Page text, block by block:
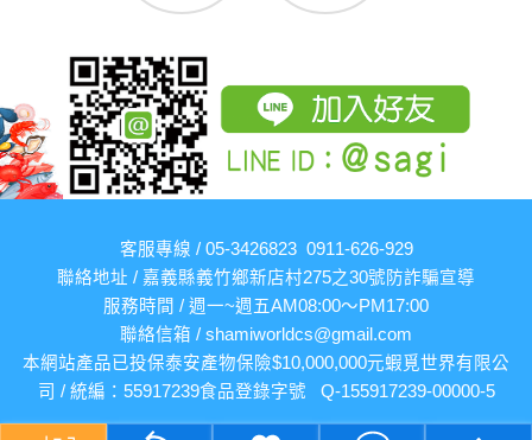
客服專線 / 05-3426823 0911-626-929
聯絡地址 / 嘉義縣義竹鄉新店村275之30號 防詐騙宣導
服務時間 / 週一~週五AM08:00～PM17:00
聯絡信箱 / shamiworldcs@gmail.com
本網站產品已投保泰安產物保險$10,000,000元蝦覓世界有限公
司 / 統編：55917239食品登錄字號 Q-155917239-00000-5